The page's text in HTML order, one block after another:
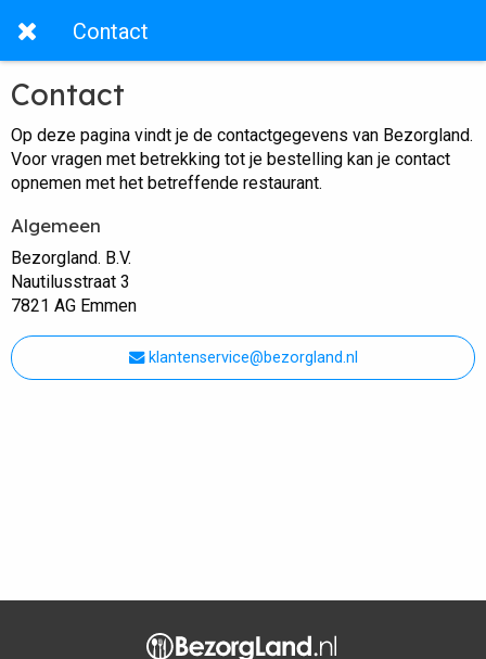
Contact
Contact
Op deze pagina vindt je de contactgegevens van Bezorgland.
Voor vragen met betrekking tot je bestelling kan je contact
opnemen met het betreffende restaurant.
Algemeen
Bezorgland. B.V.
Nautilusstraat 3
7821 AG Emmen
klantenservice@bezorgland.nl